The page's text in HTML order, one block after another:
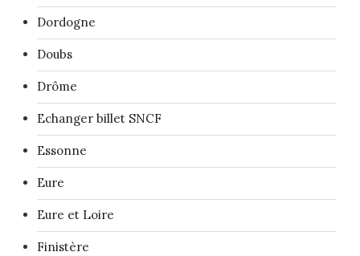
Dordogne
Doubs
Drôme
Echanger billet SNCF
Essonne
Eure
Eure et Loire
Finistère